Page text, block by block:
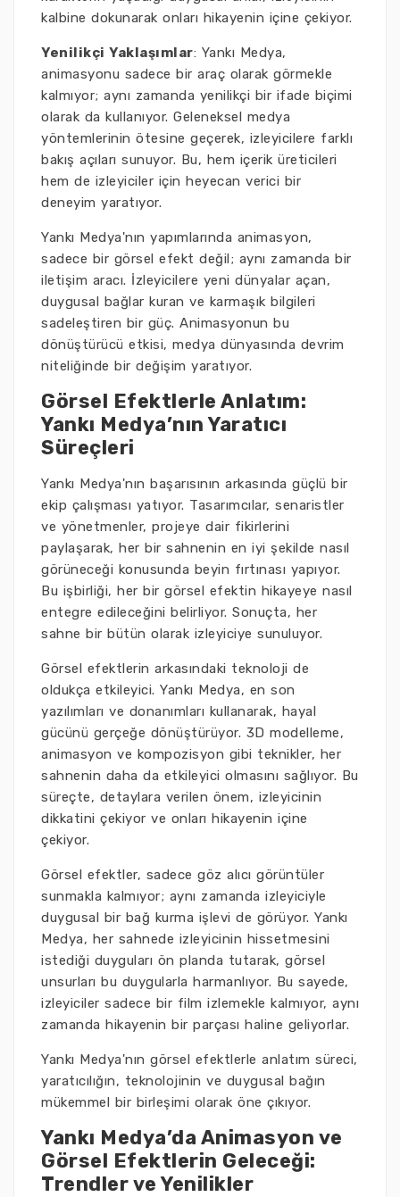
kalbine dokunarak onları hikayenin içine çekiyor.
Yenilikçi Yaklaşımlar: Yankı Medya,
animasyonu sadece bir araç olarak görmekle
kalmıyor; aynı zamanda yenilikçi bir ifade biçimi
olarak da kullanıyor. Geleneksel medya
yöntemlerinin ötesine geçerek, izleyicilere farklı
bakış açıları sunuyor. Bu, hem içerik üreticileri
hem de izleyiciler için heyecan verici bir
deneyim yaratıyor.
Yankı Medya'nın yapımlarında animasyon,
sadece bir görsel efekt değil; aynı zamanda bir
iletişim aracı. İzleyicilere yeni dünyalar açan,
duygusal bağlar kuran ve karmaşık bilgileri
sadeleştiren bir güç. Animasyonun bu
dönüştürücü etkisi, medya dünyasında devrim
niteliğinde bir değişim yaratıyor.
Görsel Efektlerle Anlatım:
Yankı Medya’nın Yaratıcı
Süreçleri
Yankı Medya'nın başarısının arkasında güçlü bir
ekip çalışması yatıyor. Tasarımcılar, senaristler
ve yönetmenler, projeye dair fikirlerini
paylaşarak, her bir sahnenin en iyi şekilde nasıl
görüneceği konusunda beyin fırtınası yapıyor.
Bu işbirliği, her bir görsel efektin hikayeye nasıl
entegre edileceğini belirliyor. Sonuçta, her
sahne bir bütün olarak izleyiciye sunuluyor.
Görsel efektlerin arkasındaki teknoloji de
oldukça etkileyici. Yankı Medya, en son
yazılımları ve donanımları kullanarak, hayal
gücünü gerçeğe dönüştürüyor. 3D modelleme,
animasyon ve kompozisyon gibi teknikler, her
sahnenin daha da etkileyici olmasını sağlıyor. Bu
süreçte, detaylara verilen önem, izleyicinin
dikkatini çekiyor ve onları hikayenin içine
çekiyor.
Görsel efektler, sadece göz alıcı görüntüler
sunmakla kalmıyor; aynı zamanda izleyiciyle
duygusal bir bağ kurma işlevi de görüyor. Yankı
Medya, her sahnede izleyicinin hissetmesini
istediği duyguları ön planda tutarak, görsel
unsurları bu duygularla harmanlıyor. Bu sayede,
izleyiciler sadece bir film izlemekle kalmıyor, aynı
zamanda hikayenin bir parçası haline geliyorlar.
Yankı Medya'nın görsel efektlerle anlatım süreci,
yaratıcılığın, teknolojinin ve duygusal bağın
mükemmel bir birleşimi olarak öne çıkıyor.
Yankı Medya’da Animasyon ve
Görsel Efektlerin Geleceği:
Trendler ve Yenilikler